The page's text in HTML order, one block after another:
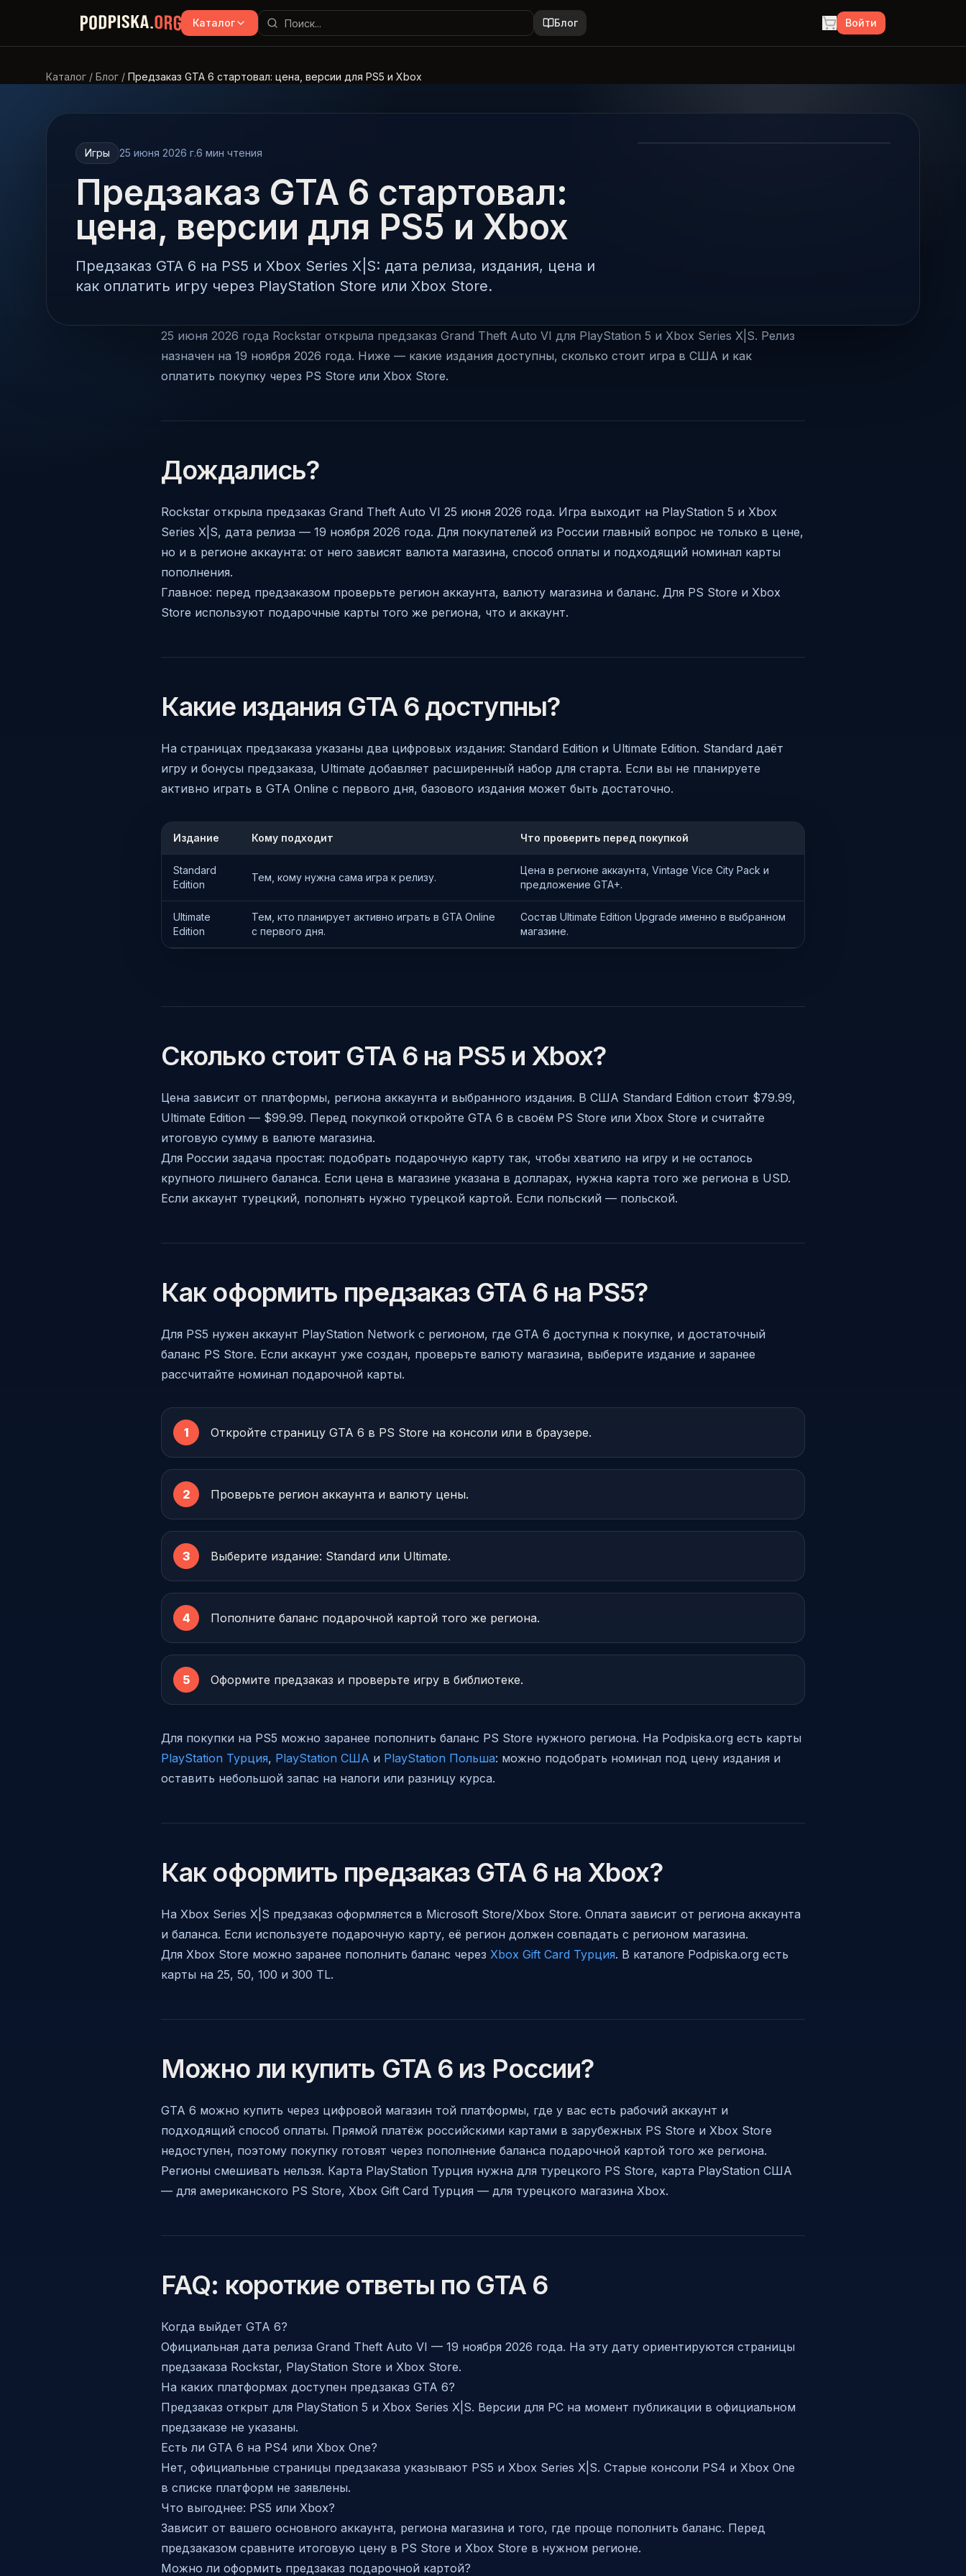
Перейти к основному содержимому
Каталог Блог Войти
Каталог / Блог / Предзаказ GTA 6 стартовал: цена, версии для PS5 и Xbox
Игры 25 июня 2026 г.6 мин чтения
Предзаказ GTA 6 стартовал:
цена, версии для PS5 и Xbox
Предзаказ GTA 6 на PS5 и Xbox Series X|S: дата релиза, издания, цена и
как оплатить игру через PlayStation Store или Xbox Store.
25 июня 2026 года Rockstar открыла предзаказ Grand Theft Auto VI для PlayStation 5 и Xbox Series X|S. Релиз
назначен на 19 ноября 2026 года. Ниже — какие издания доступны, сколько стоит игра в США и как
оплатить покупку через PS Store или Xbox Store.
Дождались?
Rockstar открыла предзаказ Grand Theft Auto VI 25 июня 2026 года. Игра выходит на PlayStation 5 и Xbox
Series X|S, дата релиза — 19 ноября 2026 года. Для покупателей из России главный вопрос не только в цене,
но и в регионе аккаунта: от него зависят валюта магазина, способ оплаты и подходящий номинал карты
пополнения.
Главное: перед предзаказом проверьте регион аккаунта, валюту магазина и баланс. Для PS Store и Xbox
Store используют подарочные карты того же региона, что и аккаунт.
Какие издания GTA 6 доступны?
На страницах предзаказа указаны два цифровых издания: Standard Edition и Ultimate Edition. Standard даёт
игру и бонусы предзаказа, Ultimate добавляет расширенный набор для старта. Если вы не планируете
активно играть в GTA Online с первого дня, базового издания может быть достаточно.
Издание Кому подходит Что проверить перед покупкой
Standard
Edition
Тем, кому нужна сама игра к релизу.
Цена в регионе аккаунта, Vintage Vice City Pack и
предложение GTA+.
Ultimate
Edition
Тем, кто планирует активно играть в GTA Online
с первого дня.
Состав Ultimate Edition Upgrade именно в выбранном
магазине.
Сколько стоит GTA 6 на PS5 и Xbox?
Цена зависит от платформы, региона аккаунта и выбранного издания. В США Standard Edition стоит $79.99,
Ultimate Edition — $99.99. Перед покупкой откройте GTA 6 в своём PS Store или Xbox Store и считайте
итоговую сумму в валюте магазина.
Для России задача простая: подобрать подарочную карту так, чтобы хватило на игру и не осталось
крупного лишнего баланса. Если цена в магазине указана в долларах, нужна карта того же региона в USD.
Если аккаунт турецкий, пополнять нужно турецкой картой. Если польский — польской.
Как оформить предзаказ GTA 6 на PS5?
Для PS5 нужен аккаунт PlayStation Network с регионом, где GTA 6 доступна к покупке, и достаточный
баланс PS Store. Если аккаунт уже создан, проверьте валюту магазина, выберите издание и заранее
рассчитайте номинал подарочной карты.
Откройте страницу GTA 6 в PS Store на консоли или в браузере.
Проверьте регион аккаунта и валюту цены.
Выберите издание: Standard или Ultimate.
Пополните баланс подарочной картой того же региона.
Оформите предзаказ и проверьте игру в библиотеке.
Для покупки на PS5 можно заранее пополнить баланс PS Store нужного региона. На Podpiska.org есть карты
PlayStation Турция, PlayStation США и PlayStation Польша: можно подобрать номинал под цену издания и
оставить небольшой запас на налоги или разницу курса.
Как оформить предзаказ GTA 6 на Xbox?
На Xbox Series X|S предзаказ оформляется в Microsoft Store/Xbox Store. Оплата зависит от региона аккаунта
и баланса. Если используете подарочную карту, её регион должен совпадать с регионом магазина.
Для Xbox Store можно заранее пополнить баланс через Xbox Gift Card Турция. В каталоге Podpiska.org есть
карты на 25, 50, 100 и 300 TL.
Можно ли купить GTA 6 из России?
GTA 6 можно купить через цифровой магазин той платформы, где у вас есть рабочий аккаунт и
подходящий способ оплаты. Прямой платёж российскими картами в зарубежных PS Store и Xbox Store
недоступен, поэтому покупку готовят через пополнение баланса подарочной картой того же региона.
Регионы смешивать нельзя. Карта PlayStation Турция нужна для турецкого PS Store, карта PlayStation США
— для американского PS Store, Xbox Gift Card Турция — для турецкого магазина Xbox.
FAQ: короткие ответы по GTA 6
Когда выйдет GTA 6?
Официальная дата релиза Grand Theft Auto VI — 19 ноября 2026 года. На эту дату ориентируются страницы
предзаказа Rockstar, PlayStation Store и Xbox Store.
На каких платформах доступен предзаказ GTA 6?
Предзаказ открыт для PlayStation 5 и Xbox Series X|S. Версии для PC на момент публикации в официальном
предзаказе не указаны.
Есть ли GTA 6 на PS4 или Xbox One?
Нет, официальные страницы предзаказа указывают PS5 и Xbox Series X|S. Старые консоли PS4 и Xbox One
в списке платформ не заявлены.
Что выгоднее: PS5 или Xbox?
Зависит от вашего основного аккаунта, региона магазина и того, где проще пополнить баланс. Перед
предзаказом сравните итоговую цену в PS Store и Xbox Store в нужном регионе.
Можно ли оформить предзаказ подарочной картой?